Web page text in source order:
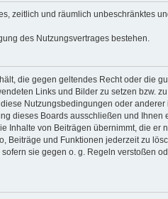
zeitlich und räumlich unbeschränktes
des Nutzungsvertrages bestehen.
die gegen geltendes Recht oder die
Links und Bilder zu setzen bzw. zu
Nutzungsbedingungen oder
dieses Boards ausschließen und Ihnen
Inhalte von Beiträgen übernimmt, die er
Beiträge und Funktionen jederzeit zu
sie gegen o. g. Regeln verstoßen